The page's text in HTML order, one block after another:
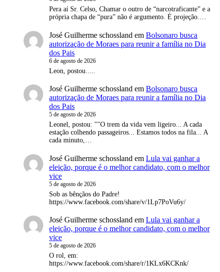
Pera aí Sr. Celso, Chamar o outro de “narcotraficante” e a
própria chapa de “pura” não é argumento. É projeção.…
José Guilherme schossland em Bolsonaro busca
autorização de Moraes para reunir a família no Dia
dos Pais
6 de agosto de 2026
Leon, postou.....
José Guilherme schossland em Bolsonaro busca
autorização de Moraes para reunir a família no Dia
dos Pais
5 de agosto de 2026
Leonel, postou: ""O trem da vida vem ligeiro... A cada
estação colhendo passageiros... Estamos todos na fila... A
cada minuto,…
José Guilherme schossland em Lula vai ganhar a
eleição, porque é o melhor candidato, com o melhor
vice
5 de agosto de 2026
Sob as bênçãos do Padre!
https://www.facebook.com/share/v/1Lp7PoVu6y/
José Guilherme schossland em Lula vai ganhar a
eleição, porque é o melhor candidato, com o melhor
vice
5 de agosto de 2026
O rol, em:
https://www.facebook.com/share/r/1KLx6KCKnk/